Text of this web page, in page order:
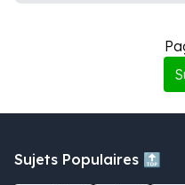
Sujets Populaires 🔝